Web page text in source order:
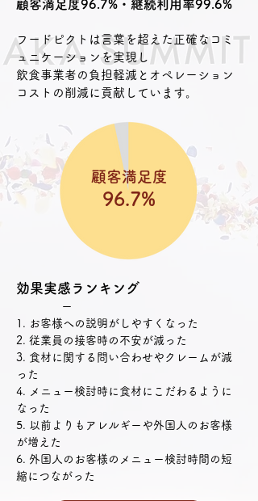
顧客満足度96.7%・継続利用率99.6%​​
フードピクトは言葉を超えた正確なコミ
ュニケーションを実現し​
​飲食事業者の負担軽減とオペレーション
コストの削減に貢献しています。
顧客満足度
96.7%
効果実感ランキング
​ ー
1. お客様への説明がしやすくなった
2. 従業員の接客時の不安が減った
3. 食材に関する問い合わせやクレームが減
った
4. メニュー検討時に食材にこだわるように
なった
5. 以前よりもアレルギーや外国人のお客様
が増えた
6. 外国人のお客様のメニュー検討時間の短
縮につながった